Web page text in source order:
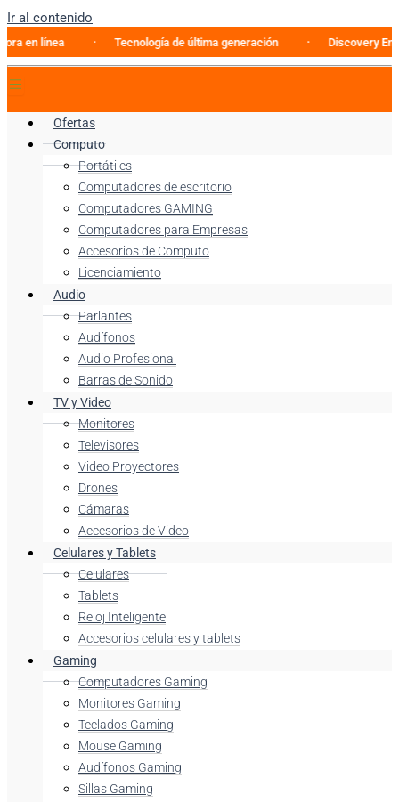
Ir al contenido
línea Tecnología de última generación Discovery
Ofertas
Computo
Portátiles
Computadores de escritorio
Computadores GAMING
Computadores para Empresas
Accesorios de Computo
Licenciamiento
Audio
Parlantes
Audífonos
Audio Profesional
Barras de Sonido
TV y Video
Monitores
Televisores
Video Proyectores
Drones
Cámaras
Accesorios de Video
Celulares y Tablets
Celulares
Tablets
Reloj Inteligente
Accesorios celulares y tablets
Gaming
Computadores Gaming
Monitores Gaming
Teclados Gaming
Mouse Gaming
Audífonos Gaming
Sillas Gaming